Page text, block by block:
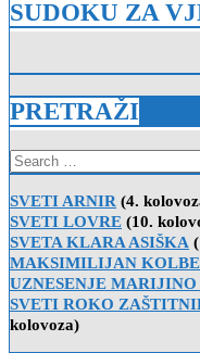
SUDOKU ZA
PRETRAŽI
Search
for:
SVETI ARNIR (4.
SVETI LOVRE (10.
SVETA KLARA ASIŠKA
MAKSIMILIJAN KOLBE
UZNESENJE
SVETI ROKO
kolovoza)